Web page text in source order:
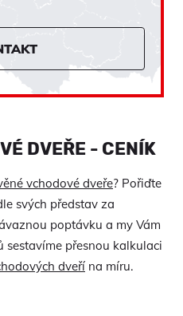
DVEŘE - CENÍK
vchodové dveře? Pořiďte
svých představ za
poptávku a my Vám
sestavíme přesnou kalkulaci
dveří na míru.